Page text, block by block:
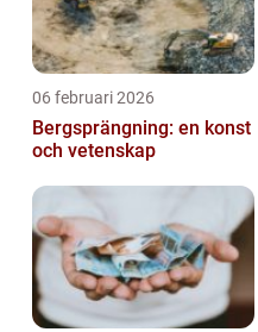
06 februari 2026
Bergsprängning: en konst
och vetenskap